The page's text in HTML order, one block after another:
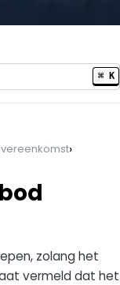
⌘ K
›
zolang het
vermeld dat het